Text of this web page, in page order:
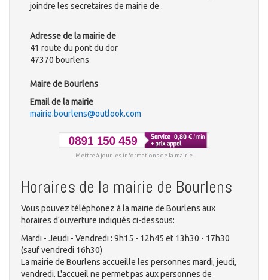
joindre les secretaires de mairie de .
Adresse de la mairie de
41 route du pont du dor
47370 bourlens
Maire de Bourlens
Email de la mairie
mairie.bourlens@outlook.com
Mettre à jour les informations de la mairie
Horaires de la mairie de Bourlens
Vous pouvez téléphonez à la mairie de Bourlens aux
horaires d'ouverture indiqués ci-dessous:
Mardi - Jeudi - Vendredi : 9h15 - 12h45 et 13h30 - 17h30
(sauf vendredi 16h30)
La mairie de Bourlens accueille les personnes mardi, jeudi,
vendredi. L'accueil ne permet pas aux personnes de